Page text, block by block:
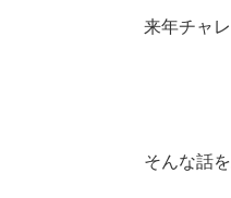
来年チャ
そんな話